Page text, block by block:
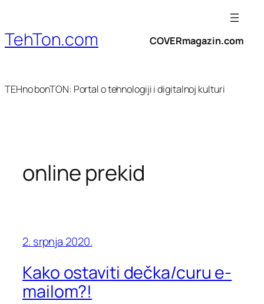
sadržaja
TehTon.com COVERmagazin.com
TEHno bonTON: Portal o tehnologiji i digitalnoj kulturi
online prekid
2. srpnja 2020.
Kako ostaviti dečka/curu e-
mailom?!